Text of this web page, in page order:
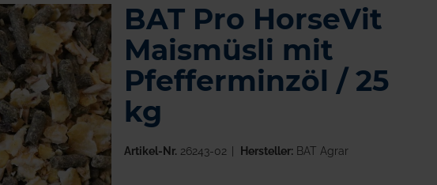
BAT Pro HorseVit
Maismüsli mit
Pfefferminzöl / 25
kg
Artikel-Nr. 26243-02 Hersteller:BAT Agrar